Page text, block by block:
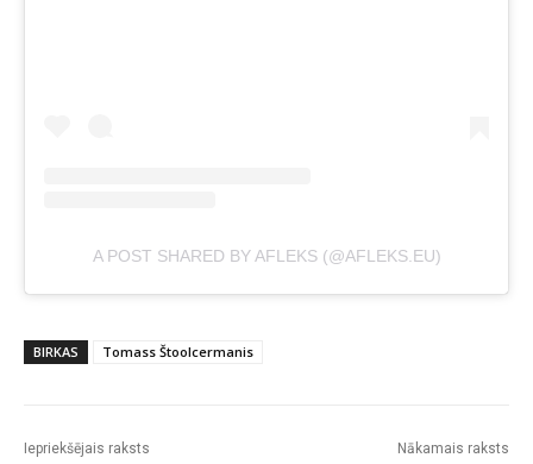
A POST SHARED BY AFLEKS (@AFLEKS.EU)
BIRKAS Tomass Štoolcermanis
Iepriekšējais raksts Nākamais raksts